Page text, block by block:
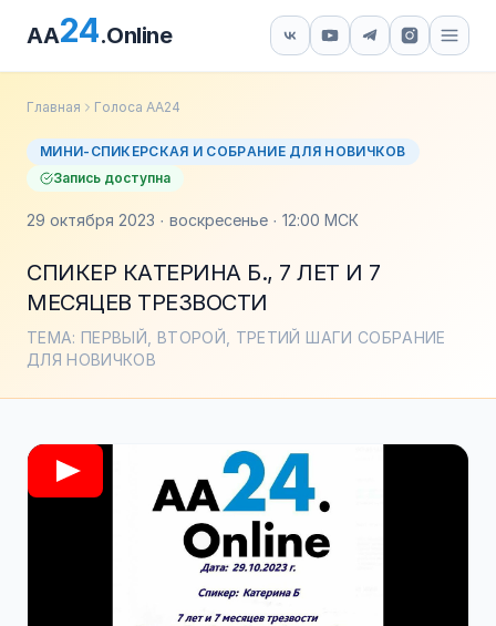
AA24.Online
Главная Голоса АА24
МИНИ-СПИКЕРСКАЯ И СОБРАНИЕ ДЛЯ НОВИЧКОВ
Запись доступна
29 октября 2023 · воскресенье · 12:00 МСК
СПИКЕР КАТЕРИНА Б., 7 ЛЕТ И 7
МЕСЯЦЕВ ТРЕЗВОСТИ
ТЕМА: ПЕРВЫЙ, ВТОРОЙ, ТРЕТИЙ ШАГИ СОБРАНИЕ
ДЛЯ НОВИЧКОВ